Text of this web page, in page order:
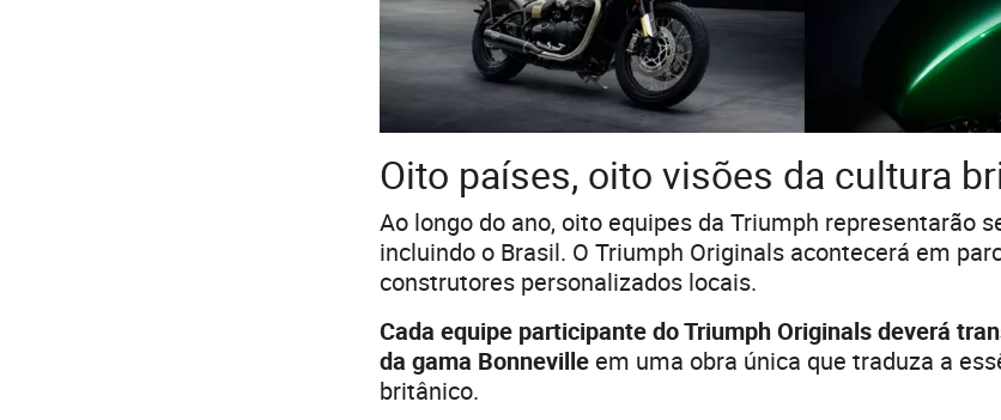
Oito países, oito visões da cultura
Ao longo do ano, oito equipes da Triumph representarão
incluindo o Brasil. O Triumph Originals acontecerá em
construtores personalizados locais.
Cada equipe participante do Triumph Originals deverá
da gama Bonneville em uma obra única que traduza a
britânico.